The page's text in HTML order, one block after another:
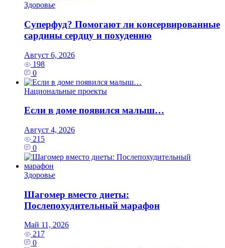
Здоровье
Суперфуд? Помогают ли консервированные
сардины сердцу и похудению
Август 6, 2026
198
0
Национальные проекты
Если в доме появился малыш…
Август 4, 2026
215
0
Здоровье
Шагомер вместо диеты:
Послепохудительный марафон
Май 11, 2026
217
0